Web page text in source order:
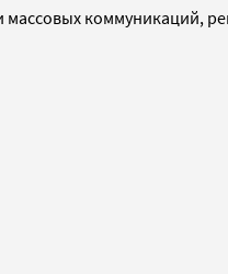
коммуникаций,